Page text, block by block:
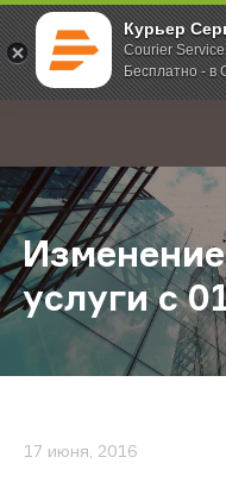
Курьер
Courier
Бесплатно - в
; Главная О компании
услуги c
17 июня, 2016